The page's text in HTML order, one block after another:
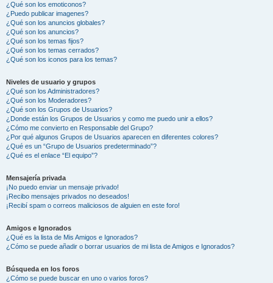
¿Qué son los emoticonos?
¿Puedo publicar imagenes?
¿Qué son los anuncios globales?
¿Qué son los anuncios?
¿Qué son los temas fijos?
¿Qué son los temas cerrados?
¿Qué son los iconos para los temas?
Niveles de usuario y grupos
¿Qué son los Administradores?
¿Qué son los Moderadores?
¿Qué son los Grupos de Usuarios?
¿Donde están los Grupos de Usuarios y como me puedo unir a ellos?
¿Cómo me convierto en Responsable del Grupo?
¿Por qué algunos Grupos de Usuarios aparecen en diferentes colores?
¿Qué es un “Grupo de Usuarios predeterminado”?
¿Qué es el enlace “El equipo”?
Mensajería privada
¡No puedo enviar un mensaje privado!
¡Recibo mensajes privados no deseados!
¡Recibí spam o correos maliciosos de alguien en este foro!
Amigos e Ignorados
¿Qué es la lista de Mis Amigos e Ignorados?
¿Cómo se puede añadir o borrar usuarios de mi lista de Amigos e Ignorados?
Búsqueda en los foros
¿Cómo se puede buscar en uno o varios foros?